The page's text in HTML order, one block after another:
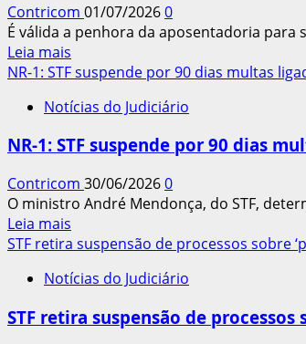
o
fortalecimento
da
JT
Contricom 01/07/20260
É válida a penhora da aposentadoria
Leia mais
mais
Aposentadoria
ser
para
pagamento
de
dívida
trabalhista
NR-1: STF suspende por 90 dias multas
Notícias do Judiciário
NR-1: STF suspende por 90 dias
Contricom 30/06/20260
O ministro André Mendonça, do STF,
Leia mais
mais
NR-
STF
STF retira suspensão de processos sobre
Notícias do Judiciário
STF retira suspensão de processos